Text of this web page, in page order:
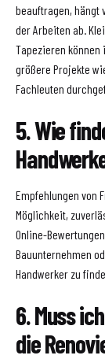
beauftragen, hängt
der Arbeiten ab.
Tapezieren können
größere Projekte
Fachleuten
5. Wie
Empfehlungen von
Möglichkeit,
Online-
Bauunternehmen
Handwerker zu
6. Muss
die